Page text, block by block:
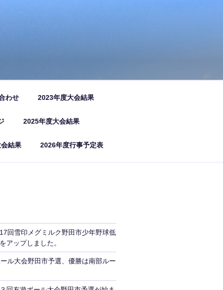
わせ 2023年度大会結果
2025年度大会結果
結果 2026年度行事予定表
回雪印メグミルク野田市少年野球低
アップしました。
ル大会野田市予選、優勝は南部ルー